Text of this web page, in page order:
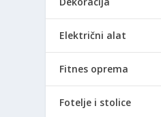
Električni alat
Fitnes oprema
Fotelje i stolice